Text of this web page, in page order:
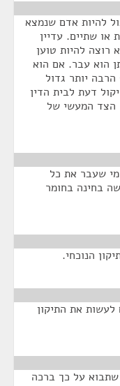
להיות אדם שנמצא
או שתיים. עדיין
רוצה להיות טוען
הוא עבר. אם הוא
יותר גדול
דעת לבית הדין
הצד המעשי של
שעבר את כל
בחינה בחומר
הנוכחי.
לעשות את התיקון
על כך ברכה